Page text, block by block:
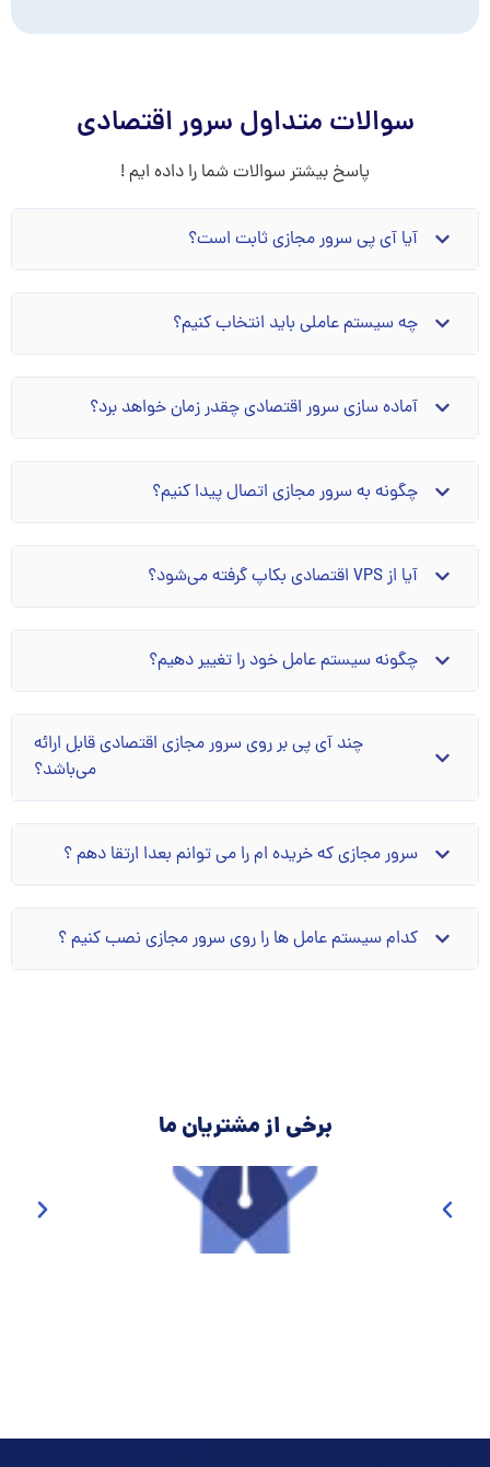
سوالات متداول سرور اقتصادی
پاسخ بیشتر سوالات شما را داده ایم !
آیا آی پی سرور مجازی ثابت است؟
چه سیستم عاملی باید انتخاب کنیم؟
آماده سازی سرور اقتصادی چقدر زمان خواهد برد؟
چگونه به سرور مجازی اتصال پیدا کنیم؟
آیا از VPS اقتصادی بکاپ گرفته می‌شود؟
چگونه سیستم عامل خود را تغییر دهیم؟
چند آی پی بر روی سرور مجازی اقتصادی قابل ارائه
می‌باشد؟
سرور مجازی که خریده ام را می توانم بعدا ارتقا دهم ؟
کدام سیستم عامل ها را روی سرور مجازی نصب کنیم ؟
برخی از مشتریان ما